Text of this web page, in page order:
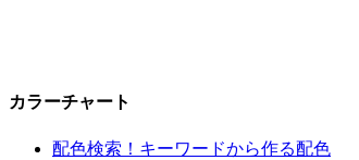
カラーチャート
配色検索！キーワードから作る配色